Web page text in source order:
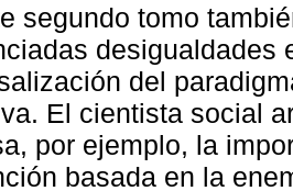
segundo tomo
desigualdades
del
El cientista social
por ejemplo, la
basada en la